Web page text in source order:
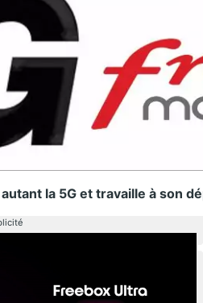
la 5G et travaille à son